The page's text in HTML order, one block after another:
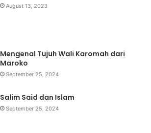
August 13, 2023
Mengenal Tujuh Wali Karomah dari
Maroko
September 25, 2024
Salim Said dan Islam
September 25, 2024